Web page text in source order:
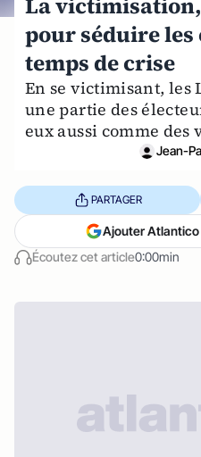
pour séduire les
temps de crise
En se victimisant, les
une partie des
eux aussi comme des
Jean-
Écoutez cet article0:00min
PARTAGER
Ajouter Atlantico